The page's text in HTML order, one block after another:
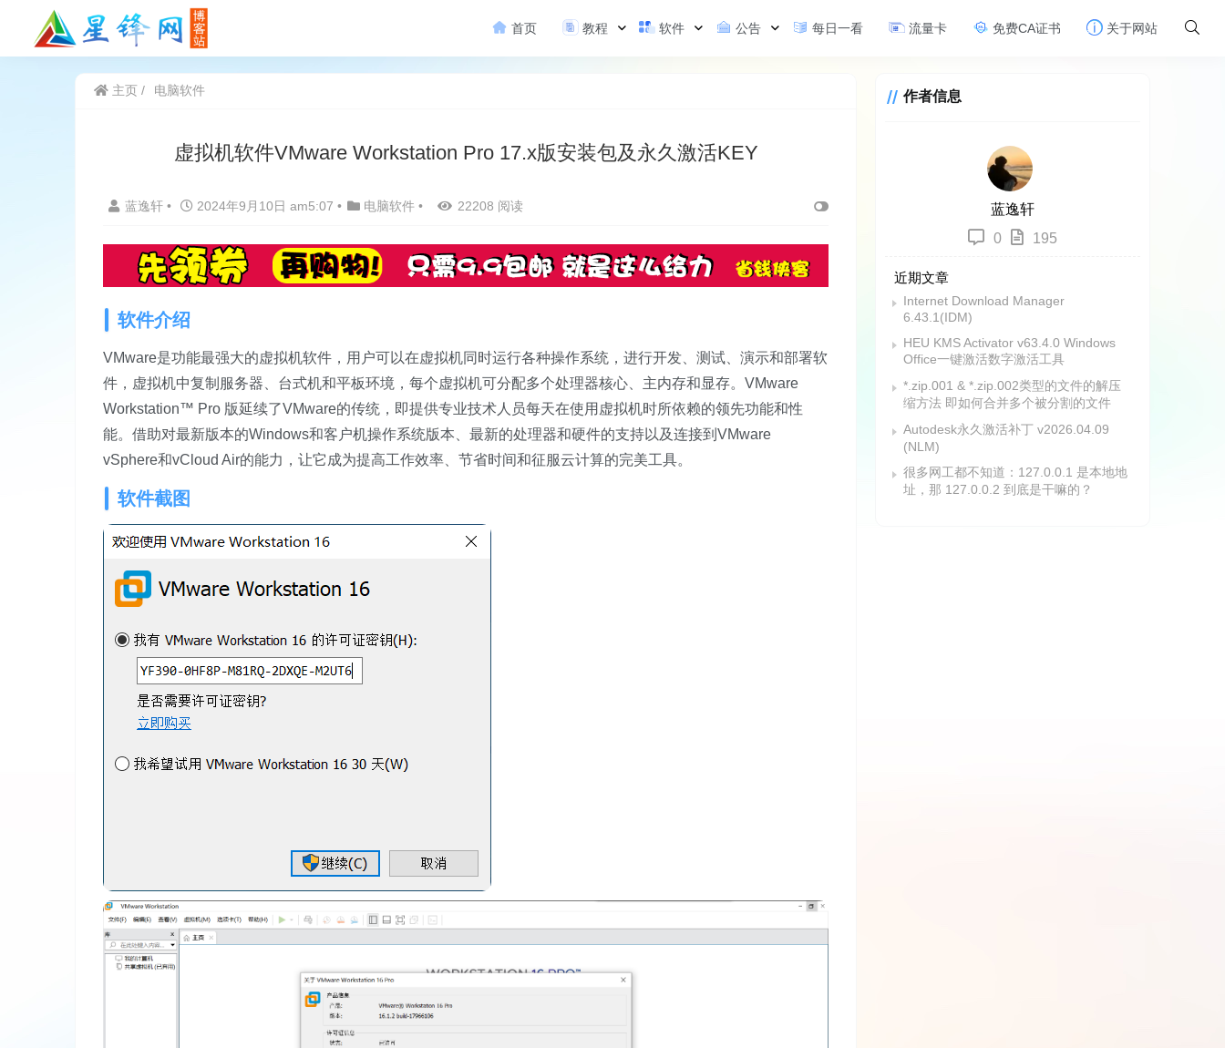
首页 教程 软件 公告 每日一看 流量卡 免费CA证书 关于网站
主页 电脑软件
虚拟机软件VMware Workstation Pro 17.x版安装包及永久激活KEY
蓝逸轩 • 2024年9月10日 am5:07 • 电脑软件 • 22208 阅读
软件介绍
VMware是功能最强大的虚拟机软件，用户可以在虚拟机同时运行各种操作系统，进行开发、测试、演示和部署软
件，虚拟机中复制服务器、台式机和平板环境，每个虚拟机可分配多个处理器核心、主内存和显存。VMware
Workstation™ Pro 版延续了VMware的传统，即提供专业技术人员每天在使用虚拟机时所依赖的领先功能和性
能。借助对最新版本的Windows和客户机操作系统版本、最新的处理器和硬件的支持以及连接到VMware
vSphere和vCloud Air的能力，让它成为提高工作效率、节省时间和征服云计算的完美工具。
软件截图
作者信息
蓝逸轩
0
195
近期文章
Internet Download Manager
6.43.1(IDM)
HEU KMS Activator v63.4.0 Windows
Office一键激活数字激活工具
*.zip.001 & *.zip.002类型的文件的解压
缩方法 即如何合并多个被分割的文件
Autodesk永久激活补丁 v2026.04.09
(NLM)
很多网工都不知道：127.0.0.1 是本地地
址，那 127.0.0.2 到底是干嘛的？